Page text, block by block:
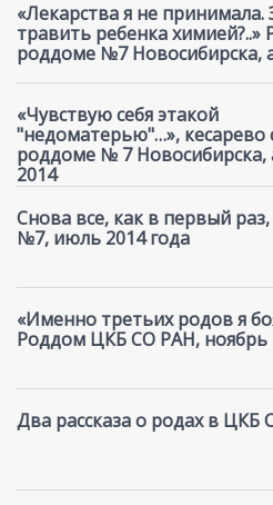
«Лекарства я не принимала.
травить ребенка химией?..»
роддоме №7 Новосибирска,
«Чувствую себя этакой
"недоматерью"…», кесарево
роддоме № 7 Новосибирска,
2014
Снова все, как в первый
№7, июль 2014 года
«Именно третьих родов я
Роддом ЦКБ СО РАН, ноябрь
Два рассказа о родах в ЦКБ